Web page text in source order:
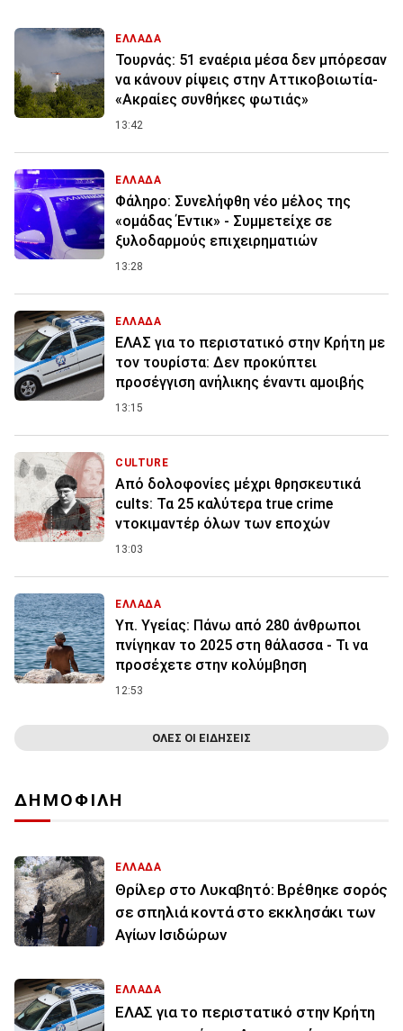
ΕΛΛΑΔΑ
Τουρνάς: 51 εναέρια μέσα δεν μπόρεσαν
να κάνουν ρίψεις στην Αττικοβοιωτία-
«Ακραίες συνθήκες φωτιάς»
13:42
ΕΛΛΑΔΑ
Φάληρο: Συνελήφθη νέο μέλος της
«ομάδας Έντικ» - Συμμετείχε σε
ξυλοδαρμούς επιχειρηματιών
13:28
ΕΛΛΑΔΑ
ΕΛΑΣ για το περιστατικό στην Κρήτη με
τον τουρίστα: Δεν προκύπτει
προσέγγιση ανήλικης έναντι αμοιβής
13:15
CULTURE
Από δολοφονίες μέχρι θρησκευτικά
cults: Τα 25 καλύτερα true crime
ντοκιμαντέρ όλων των εποχών
13:03
ΕΛΛΑΔΑ
Υπ. Υγείας: Πάνω από 280 άνθρωποι
πνίγηκαν το 2025 στη θάλασσα - Τι να
προσέχετε στην κολύμβηση
12:53
ΟΛΕΣ ΟΙ ΕΙΔΗΣΕΙΣ
ΔΗΜΟΦΙΛΗ
ΕΛΛΑΔΑ
Θρίλερ στο Λυκαβητό: Βρέθηκε σορός
σε σπηλιά κοντά στο εκκλησάκι των
Αγίων Ισιδώρων
ΕΛΛΑΔΑ
ΕΛΑΣ για το περιστατικό στην Κρήτη